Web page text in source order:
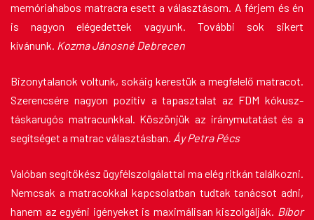
memóriahabos matracra esett a választásom. A férjem és én
is nagyon elégedettek vagyunk. További sok sikert
kívánunk. Kozma Jánosné Debrecen
Bizonytalanok voltunk, sokáig kerestük a megfelelő matracot.
Szerencsére nagyon pozítiv a tapasztalat az FDM kókusz-
táskarugós matracunkkal. Köszönjük az iránymutatást és a
segítséget a matrac választásban. Áy Petra Pécs
Valóban segítőkész ügyfélszolgálattal ma elég ritkán találkozni.
Nemcsak a matracokkal kapcsolatban tudtak tanácsot adni,
hanem az egyéni igényeket is maximálisan kiszolgálják. Bíbor